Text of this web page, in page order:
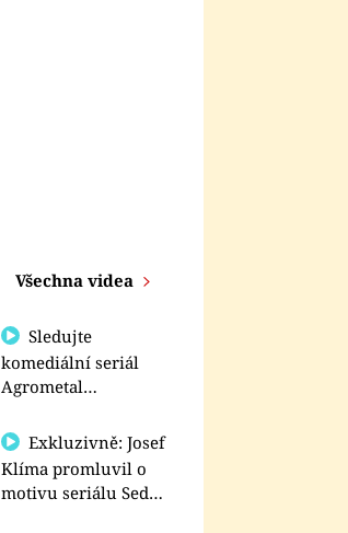
Všechna videa
Sledujte
komediální seriál
Agrometal
prima+
Exkluzivně: Josef
Klíma promluvil o
motivu seriálu Sedm